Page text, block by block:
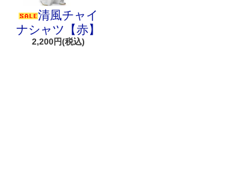
清風チャイ
ナシャツ【赤】
2,200円(税込)